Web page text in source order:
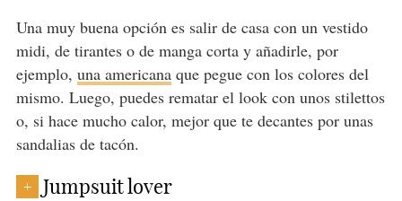
Una muy buena opción es salir de casa con un vestido
midi, de tirantes o de manga corta y añadirle, por
ejemplo, una americanaque pegue con los colores del
mismo. Luego, puedes rematar el look con unos stilettos
o, si hace mucho calor, mejor que te decantes por unas
sandalias de tacón.
+ Jumpsuit lover